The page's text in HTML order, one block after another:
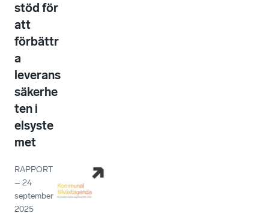
stöd för
att
förbättr
a
leverans
säkerhe
ten i
elsyste
met
RAPPORT
–24
september
2025